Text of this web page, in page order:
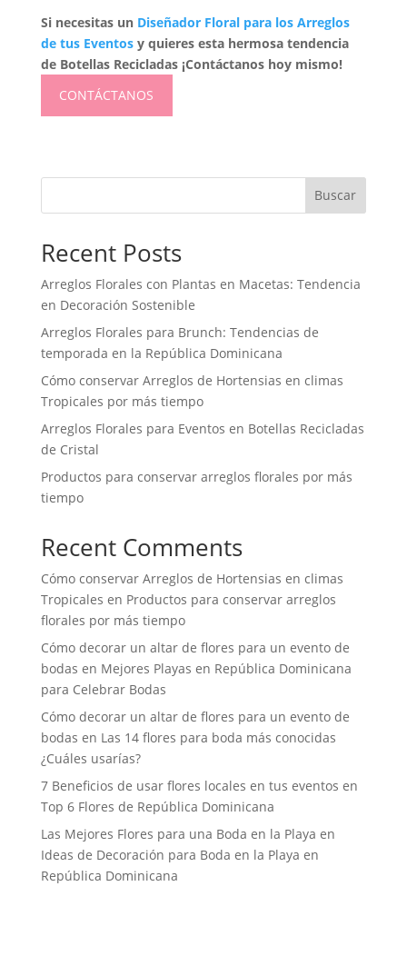
Si necesitas un Diseñador Floral para los Arreglos
de tus Eventosy quieres esta hermosa tendencia
de Botellas Recicladas ¡Contáctanos hoy mismo!
CONTÁCTANOS
Buscar
Recent Posts
Arreglos Florales con Plantas en Macetas: Tendencia
en Decoración Sostenible
Arreglos Florales para Brunch: Tendencias de
temporada en la República Dominicana
Cómo conservar Arreglos de Hortensias en climas
Tropicales por más tiempo
Arreglos Florales para Eventos en Botellas Recicladas
de Cristal
Productos para conservar arreglos florales por más
tiempo
Recent Comments
Cómo conservar Arreglos de Hortensias en climas
Tropicales en Productos para conservar arreglos
florales por más tiempo
Cómo decorar un altar de flores para un evento de
bodas en Mejores Playas en República Dominicana
para Celebrar Bodas
Cómo decorar un altar de flores para un evento de
bodas en Las 14 flores para boda más conocidas
¿Cuáles usarías?
7 Beneficios de usar flores locales en tus eventos en
Top 6 Flores de República Dominicana
Las Mejores Flores para una Boda en la Playa en
Ideas de Decoración para Boda en la Playa en
República Dominicana